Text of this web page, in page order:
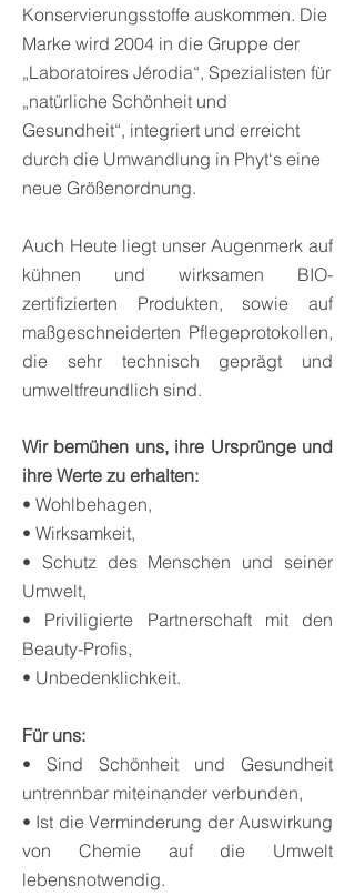
Konservierungsstoffe auskommen. Die
Marke wird 2004 in die Gruppe der
„Laboratoires Jérodia“, Spezialisten für
„natürliche Schönheit und
Gesundheit“, integriert und erreicht
durch die Umwandlung in Phyt‘s eine
neue Größenordnung.
Auch Heute liegt unser Augenmerk auf
kühnen und wirksamen BIO-
zertifizierten Produkten, sowie auf
maßgeschneiderten Pflegeprotokollen,
die sehr technisch geprägt und
umweltfreundlich sind.
Wir bemühen uns, ihre Ursprünge und
ihre Werte zu erhalten:
• Wohlbehagen,
• Wirksamkeit,
• Schutz des Menschen und seiner
Umwelt,
• Priviligierte Partnerschaft mit den
Beauty-Profis,
• Unbedenklichkeit.
Für uns:
• Sind Schönheit und Gesundheit
untrennbar miteinander verbunden,
• Ist die Verminderung der Auswirkung
von Chemie auf die Umwelt
lebensnotwendig.